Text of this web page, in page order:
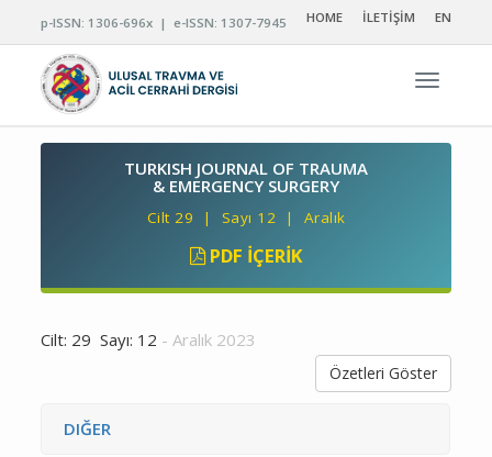
p-ISSN: 1306-696x | e-ISSN: 1307-7945 HOME İLETİŞİM EN
TURKISH JOURNAL OF TRAUMA
& EMERGENCY SURGERY
Cilt 29 | Sayı 12 | Aralık
PDF İÇERIK
Cilt: 29 Sayı: 12 - Aralık 2023
Özetleri Göster
DIĞER